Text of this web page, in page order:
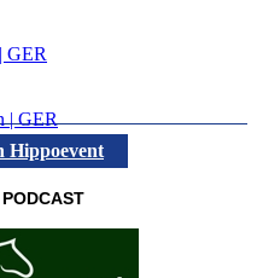
GER
| GER